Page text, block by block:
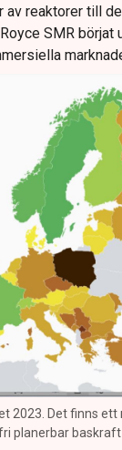
av reaktorer till
SMR börjat
2023. Det finns
planerbar